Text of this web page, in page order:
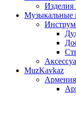
Изделия
Музыкальные
MuzKavkaz
Армения